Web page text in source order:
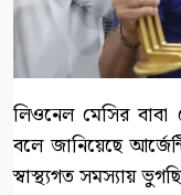
লিওনেল মেসির
বলে জানিয়েছে
স্বাস্থ্যগত সমস্যায়